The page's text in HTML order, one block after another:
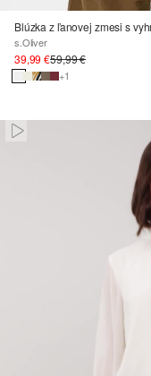
Blúzka z ľanovej zmesi s
s.Oliver
39,99 €59,99 €
+1
Paused • Muted